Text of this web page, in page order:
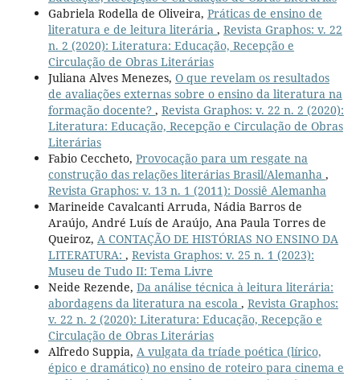
Gabriela Rodella de Oliveira, Práticas de ensino de
literatura e de leitura literária , Revista Graphos: v. 22
n. 2 (2020): Literatura: Educação, Recepção e
Circulação de Obras Literárias
Juliana Alves Menezes, O que revelam os resultados
de avaliações externas sobre o ensino da literatura na
formação docente? , Revista Graphos: v. 22 n. 2 (2020):
Literatura: Educação, Recepção e Circulação de Obras
Literárias
Fabio Ceccheto, Provocação para um resgate na
construção das relações literárias Brasil/Alemanha ,
Revista Graphos: v. 13 n. 1 (2011): Dossiê Alemanha
Marineide Cavalcanti Arruda, Nádia Barros de
Araújo, André Luís de Araújo, Ana Paula Torres de
Queiroz, A CONTAÇÃO DE HISTÓRIAS NO ENSINO DA
LITERATURA: , Revista Graphos: v. 25 n. 1 (2023):
Museu de Tudo II: Tema Livre
Neide Rezende, Da análise técnica à leitura literária:
abordagens da literatura na escola , Revista Graphos:
v. 22 n. 2 (2020): Literatura: Educação, Recepção e
Circulação de Obras Literárias
Alfredo Suppia, A vulgata da tríade poética (lírico,
épico e dramático) no ensino de roteiro para cinema e